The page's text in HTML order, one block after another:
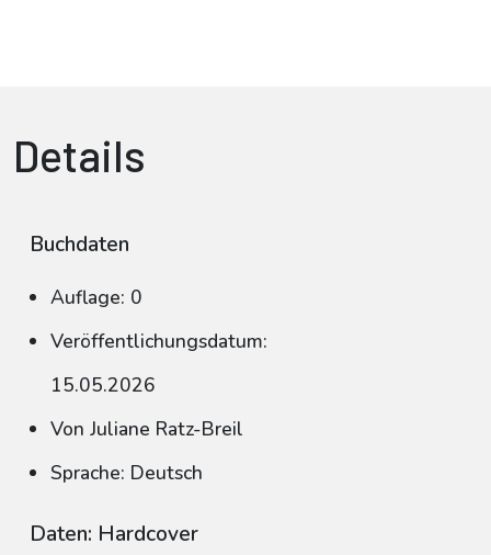
Details
Buchdaten
Auflage: 0
Veröffentlichungsdatum:
15.05.2026
Von Juliane Ratz-Breil
Sprache: Deutsch
Daten: Hardcover